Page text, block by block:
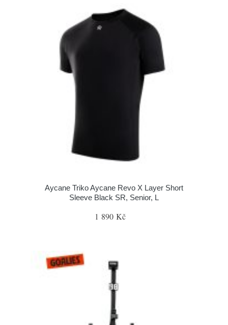
Aycane Triko Aycane Revo X Layer Short
Sleeve Black SR, Senior, L
1 890 Kč